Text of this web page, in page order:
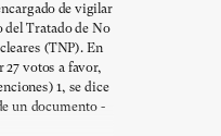
de vigilar
Tratado de No
(TNP). En
27 votos a favor,
1, se dice
un documento -